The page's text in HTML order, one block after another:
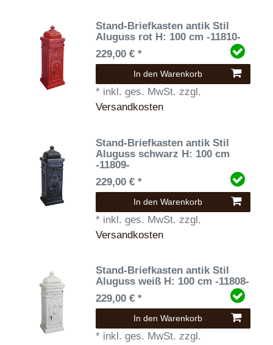
Stand-Briefkasten antik Stil
Aluguss rot H: 100 cm -11810-
229,00 € *
In den Warenkorb
* inkl. ges. MwSt. zzgl.
Versandkosten
Stand-Briefkasten antik Stil
Aluguss schwarz H: 100 cm
-11809-
229,00 € *
In den Warenkorb
* inkl. ges. MwSt. zzgl.
Versandkosten
Stand-Briefkasten antik Stil
Aluguss weiß H: 100 cm -11808-
229,00 € *
In den Warenkorb
* inkl. ges. MwSt. zzgl.